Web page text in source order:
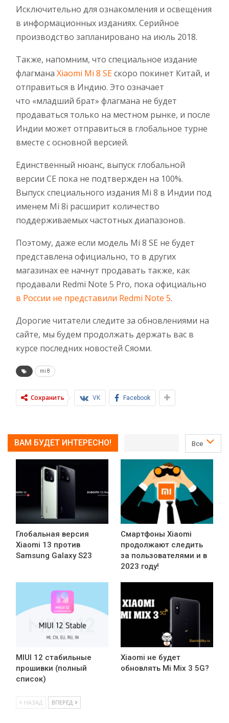
Исключительно для ознакомления и освещения
в информационных изданиях. Серийное
производство запланировано на июль 2018.
Также, напомним, что специальное издание
флагмана Xiaomi Mi 8 SEскоро покинет Китай, и
отправиться в Индию. Это означает
что «младший брат» флагмана не будет
продаваться только на местном рынке, и после
Индии может отправиться в глобальное турне
вместе с основной версией.
Единственный нюанс, выпуск глобальной
версии СЕ пока не подтвержден на 100%.
Выпуск специального издания Mi 8 в Индии под
именем Mi 8i расширит количество
поддерживаемых частотных диапазонов.
Поэтому, даже если модель Mi 8 SE не будет
представлена официально, то в других
магазинах ее начнут продавать также, как
продавали Redmi Note 5 Pro, пока официально
в России не представили Redmi Note 5.
Дорогие читатели следите за обновлениями на
сайте, мы будем продолжать держать вас в
курсе последних новостей Сяоми.
mi 8
Сохранить VK Facebook
Все
ВАМ БУДЕТ ИНТЕРЕСНО!
Глобальная версия
Xiaomi 13 против
Samsung Galaxy S23
Смартфоны Xiaomi
продолжают следить
за пользователями и в
2023 году!
MIUI 12 стабильные
прошивки (полный
список)
Xiaomi не будет
обновлять Mi Mix 3 5G?
НАЗАД ВПЕРЁД